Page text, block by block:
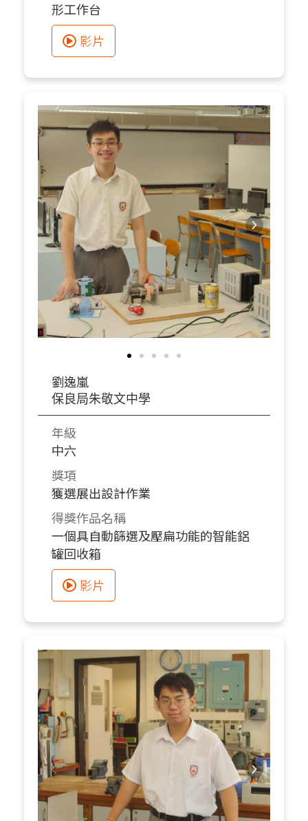
形工作台
影片
劉逸嵐
保良局朱敬文中學
年級
中六
獎項
獲選展出設計作業
得獎作品名稱
一個具自動篩選及壓扁功能的智能鋁
罐回收箱
影片